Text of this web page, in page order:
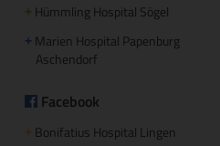
+ Hümmling Hospital Sögel
+ Marien Hospital Papenburg
Aschendorf
Facebook
+ Bonifatius Hospital Lingen